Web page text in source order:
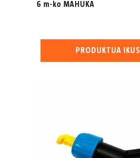
6 m-ko MAHUKA
PRODUKTUA IKUSI